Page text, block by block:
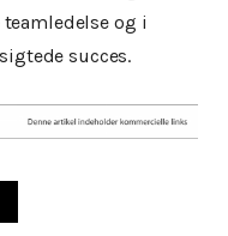
og i
succes.